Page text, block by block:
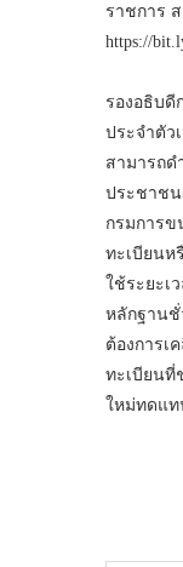
ราชการ
https://
รองอธิบดี
ประจำตัว
สามารถด
ประชาชน
กรมการข
ทะเบียนห
ใช้ระยะเ
หลักฐานชั่
ต้องการเ
ทะเบียนที่
ใหม่ทดแท